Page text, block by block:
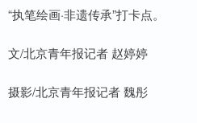
“执笔绘画·非遗传承”打卡点。
文/北京青年报记者 赵婷婷
摄影/北京青年报记者 魏彤